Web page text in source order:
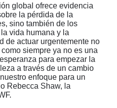
global ofrece evidencia
la pérdida de la
sino también de los
vida humana y la
de actuar urgentemente no
siempre ya no es una
para empezar la
a través de un cambio
enfoque para un
Rebecca Shaw, la